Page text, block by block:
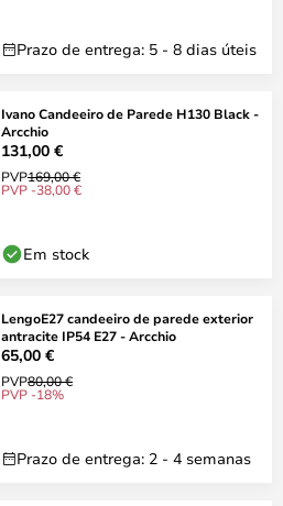
Prazo de entrega: 5 - 8 dias úteis
Ivano Candeeiro de Parede H130 Black -
Arcchio
131,00 €
PVP169,00 €
PVP -38,00 €
Em stock
LengoE27 candeeiro de parede exterior
antracite IP54 E27 - Arcchio
65,00 €
PVP80,00 €
PVP -18%
Prazo de entrega: 2 - 4 semanas